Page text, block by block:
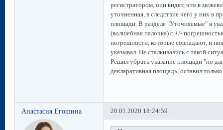
регистратором, они видят, что в
уточненная, в следствие чего у них в
площади. В разделе "Уточняемые" я
(волшебная палочка) с +/-
погрешности, которые совпадают, и
указывал. Не сталкивались с такой
Решил убрать указание площади "по
декларативная площадь, оставил
Анастасия Егошина 20.01.2020 18:24:59